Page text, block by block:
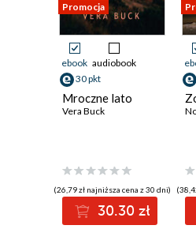
Promocja
ebook audiobook
30 pkt
Mroczne lato
Vera Buck
(26,79 zł najniższa cena z 30 dni)
30.30 zł